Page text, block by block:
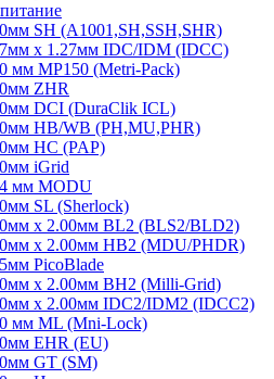
SH (A1001,SH,SSH,SHR)
x 1.27мм IDC/IDM (IDCC)
мм MP150 (Metri-Pack)
ZHR
DCI (DuraClik ICL)
HB/WB (PH,MU,PHR)
HC (PAP)
iGrid
мм MODU
SL (Sherlock)
x 2.00мм BL2 (BLS2/BLD2)
x 2.00мм HB2 (MDU/PHDR)
PicoBlade
х 2.00мм BH2 (Milli-Grid)
х 2.00мм IDC2/IDM2 (IDCC2)
мм ML (Mni-Lock)
EHR (EU)
GT (SM)